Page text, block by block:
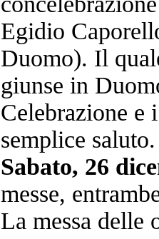
Egidio
Duomo). Il
giunse in
Celebrazione e
semplice saluto.
Sabato, 26
messe,
La messa delle